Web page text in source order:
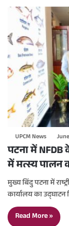
UPCM News
पटना में NFDB
में मत्स्य पालन
मुख्य बिंदु पटना में
कार्यालय का उद्घाटन
Read More »